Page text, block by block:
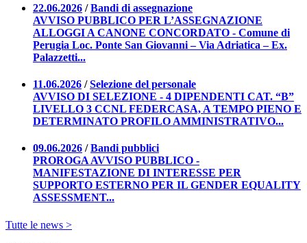
22.06.2026 /Bandi di assegnazione
AVVISO PUBBLICO PER L’ASSEGNAZIONE
ALLOGGI A CANONE CONCORDATO - Comune di
Perugia Loc. Ponte San Giovanni – Via Adriatica – Ex.
Palazzetti...
11.06.2026 /Selezione del personale
AVVISO DI SELEZIONE - 4 DIPENDENTI CAT. “B”
LIVELLO 3 CCNL FEDERCASA, A TEMPO PIENO E
DETERMINATO PROFILO AMMINISTRATIVO...
09.06.2026 /Bandi pubblici
PROROGA AVVISO PUBBLICO -
MANIFESTAZIONE DI INTERESSE PER
SUPPORTO ESTERNO PER IL GENDER EQUALITY
ASSESSMENT...
Tutte le news >